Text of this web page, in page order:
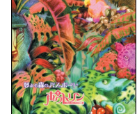
エンディングテーマ